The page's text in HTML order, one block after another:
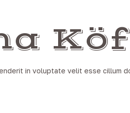
in voluptate velit esse cillum